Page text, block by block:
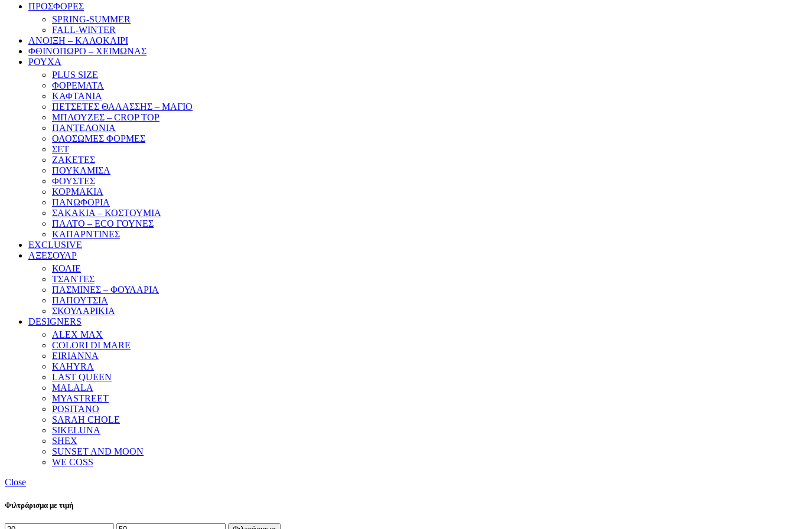
ΠΡΟΣΦΟΡΕΣ
SPRING-SUMMER
FALL-WINTER
ΑΝΟΙΞΗ – ΚΑΛΟΚΑΙΡΙ
ΦΘΙΝΟΠΩΡΟ – ΧΕΙΜΩΝΑΣ
ΡΟΥΧΑ
PLUS SIZE
ΦΟΡΕΜΑΤΑ
ΚΑΦΤΑΝΙΑ
ΠΕΤΣΕΤΕΣ ΘΑΛΑΣΣΗΣ – ΜΑΓΙΟ
ΜΠΛΟΥΖΕΣ – CROP TOP
ΠΑΝΤΕΛΟΝΙΑ
ΟΛΟΣΩΜΕΣ ΦΟΡΜΕΣ
ΣΕΤ
ΖΑΚΕΤΕΣ
ΠΟΥΚΑΜΙΣΑ
ΦΟΥΣΤΕΣ
ΚΟΡΜΑΚΙΑ
ΠΑΝΩΦΟΡΙΑ
ΣΑΚΑΚΙΑ – ΚΟΣΤΟΥΜΙΑ
ΠΑΛΤΟ – ECO ΓΟΥΝΕΣ
ΚΑΠΑΡΝΤΙΝΕΣ
EXCLUSIVE
ΑΞΕΣΟΥΑΡ
ΚΟΛΙΕ
ΤΣΑΝΤΕΣ
ΠΑΣΜΙΝΕΣ – ΦΟΥΛΑΡΙΑ
ΠΑΠΟΥΤΣΙΑ
ΣΚΟΥΛΑΡΙΚΙΑ
DESIGNERS
ALEX MAX
COLORI DI MARE
EIRIANNA
KAHYRA
LAST QUEEN
MALALA
MYASTREET
POSITANO
SARAH CHOLE
SIKELUNA
SHEX
SUNSET AND MOON
WE COSS
Close
Φιλτράρισμα με τιμή